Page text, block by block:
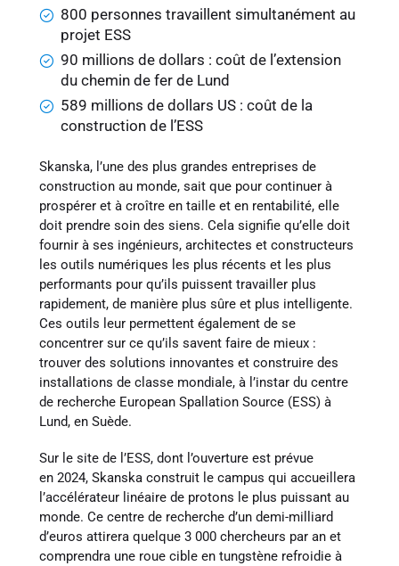
800 personnes travaillent simultanément au
projet ESS
90 millions de dollars : coût de l’extension
du chemin de fer de Lund
589 millions de dollars US : coût de la
construction de l’ESS
Skanska, l’une des plus grandes entreprises de
construction au monde, sait que pour continuer à
prospérer et à croître en taille et en rentabilité, elle
doit prendre soin des siens. Cela signifie qu’elle doit
fournir à ses ingénieurs, architectes et constructeurs
les outils numériques les plus récents et les plus
performants pour qu’ils puissent travailler plus
rapidement, de manière plus sûre et plus intelligente.
Ces outils leur permettent également de se
concentrer sur ce qu’ils savent faire de mieux :
trouver des solutions innovantes et construire des
installations de classe mondiale, à l’instar du centre
de recherche European Spallation Source (ESS) à
Lund, en Suède.
Sur le site de l’ESS, dont l’ouverture est prévue
en 2024, Skanska construit le campus qui accueillera
l’accélérateur linéaire de protons le plus puissant au
monde. Ce centre de recherche d’un demi-milliard
d’euros attirera quelque 3 000 chercheurs par an et
comprendra une roue cible en tungstène refroidie à